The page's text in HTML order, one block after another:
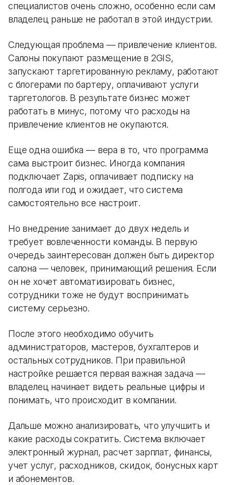
специалистов очень сложно, особенно если сам
владелец раньше не работал в этой индустрии.
Следующая проблема — привлечение клиентов.
Салоны покупают размещение в 2GIS,
запускают таргетированную рекламу, работают
с блогерами по бартеру, оплачивают услуги
таргетологов. В результате бизнес может
работать в минус, потому что расходы на
привлечение клиентов не окупаются.
Еще одна ошибка — вера в то, что программа
сама выстроит бизнес. Иногда компания
подключает Zapis, оплачивает подписку на
полгода или год и ожидает, что система
самостоятельно все настроит.
Но внедрение занимает до двух недель и
требует вовлеченности команды. В первую
очередь заинтересован должен быть директор
салона — человек, принимающий решения. Если
он не хочет автоматизировать бизнес,
сотрудники тоже не будут воспринимать
систему серьезно.
После этого необходимо обучить
администраторов, мастеров, бухгалтеров и
остальных сотрудников. При правильной
настройке решается первая важная задача —
владелец начинает видеть реальные цифры и
понимать, что происходит в компании.
Дальше можно анализировать, что улучшить и
какие расходы сократить. Система включает
электронный журнал, расчет зарплат, финансы,
учет услуг, расходников, скидок, бонусных карт
и абонементов.